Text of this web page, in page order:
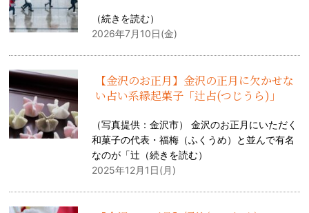
（続きを読む）
2026年7月10日(金)
【金沢のお正月】金沢の正月に欠かせな
い占い系縁起菓子「辻占(つじうら)」
（写真提供：金沢市） 金沢のお正月にいただく
和菓子の代表・福梅（ふくうめ）と並んで有名
なのが「辻（続きを読む）
2025年12月1日(月)